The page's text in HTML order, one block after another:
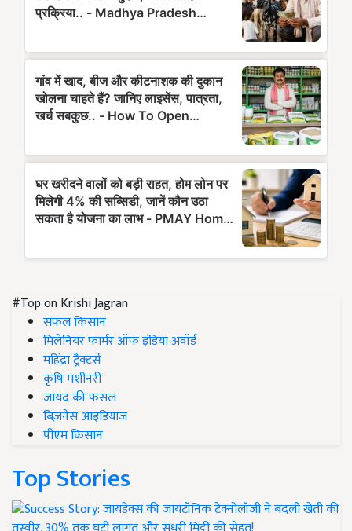
#Top on Krishi Jagran
सफल किसान
मिलेनियर फार्मर ऑफ इंडिया अवॉर्ड
महिंद्रा ट्रैक्टर्स
कृषि मशीनरी
जायद की फसल
बिज़नेस आइडियाज
पीएम किसान
Top Stories